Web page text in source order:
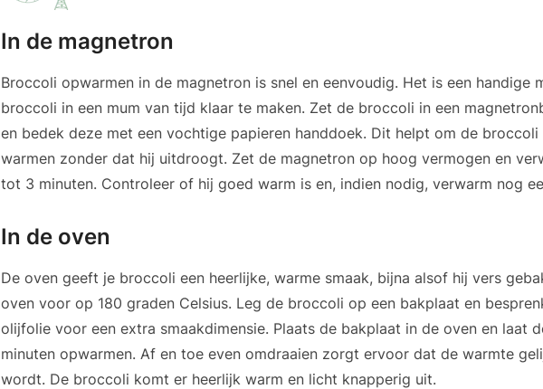
In de magnetron
Broccoli opwarmen in de magnetron is snel en eenvoudig. Het is een handige
broccoli in een mum van tijd klaar te maken. Zet de broccoli in een
en bedek deze met een vochtige papieren handdoek. Dit helpt om de
warmen zonder dat hij uitdroogt. Zet de magnetron op hoog vermogen en
tot 3 minuten. Controleer of hij goed warm is en, indien nodig, verwarm nog
In de oven
De oven geeft je broccoli een heerlijke, warme smaak, bijna alsof hij vers
oven voor op 180 graden Celsius. Leg de broccoli op een bakplaat en
olijfolie voor een extra smaakdimensie. Plaats de bakplaat in de oven en laat
minuten opwarmen. Af en toe even omdraaien zorgt ervoor dat de warmte
wordt. De broccoli komt er heerlijk warm en licht knapperig uit.